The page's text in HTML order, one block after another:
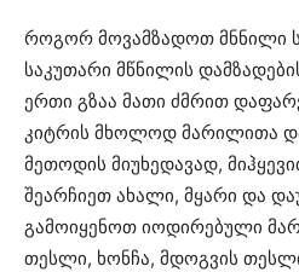
როგორ მოვამზადოთ მნნილი
საკუთარი მწნილის
ერთი გზაა მათი ძმრით
კიტრის მხოლოდ მარილითა
მეთოდის მიუხედავად,
შეარჩიეთ ახალი, მყარი და
გამოიყენოთ იოდირებული
თესლი, ხონჩა, მდოგვის